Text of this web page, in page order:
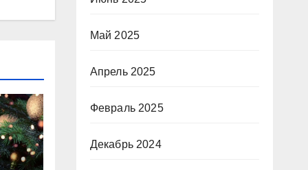
Май 2025
Апрель 2025
Февраль 2025
Декабрь 2024